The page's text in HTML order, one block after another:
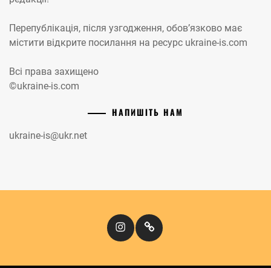
Перепублікація, після узгодження, обов’язково має
містити відкрите посилання на ресурс ukraine-is.com
Всі права захищено
©ukraine-is.com
НАПИШІТЬ НАМ
ukraine-is@ukr.net
InstagramКіномандри